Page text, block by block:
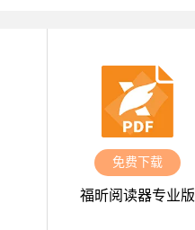
福昕阅读器专业版
免费下载